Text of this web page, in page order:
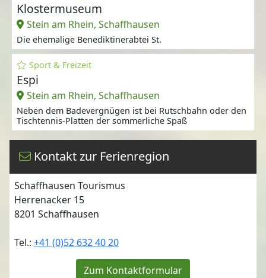
Klostermuseum
Stein am Rhein, Schaffhausen
Die ehemalige Benediktinerabtei St.
Sport & Freizeit
Espi
Stein am Rhein, Schaffhausen
Neben dem Badevergnügen ist bei Rutschbahn oder den
Tischtennis-Platten der sommerliche Spaß
Kontakt zur Ferienregion
Schaffhausen Tourismus
Herrenacker 15
8201 Schaffhausen
Tel.: +41 (0)52 632 40 20
Zum Kontaktformular